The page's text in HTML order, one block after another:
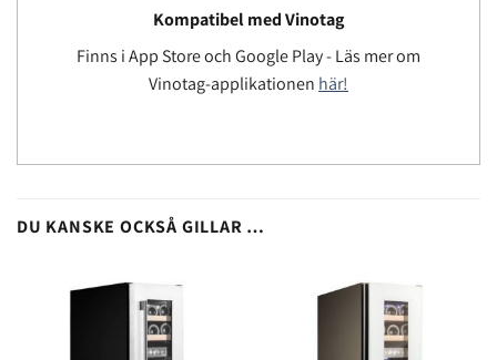
Kompatibel med Vinotag
Finns i App Store och Google Play - Läs mer om
Vinotag-applikationen här!
DU KANSKE OCKSÅ GILLAR …